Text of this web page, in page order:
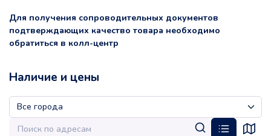
Для получения сопроводительных документов
подтверждающих качество товара необходимо
обратиться в колл-центр
Наличие и цены